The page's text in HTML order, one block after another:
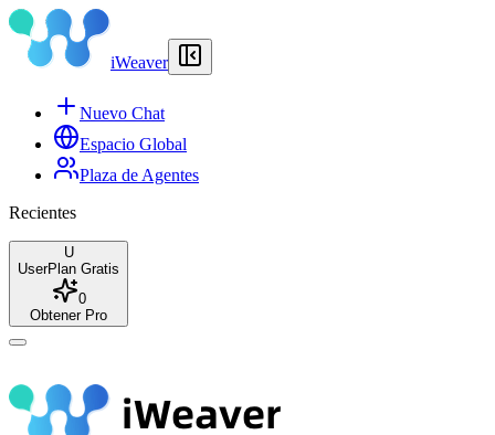
iWeaver
Nuevo Chat
Espacio Global
Plaza de Agentes
Recientes
U
UserPlan Gratis
0
Obtener Pro